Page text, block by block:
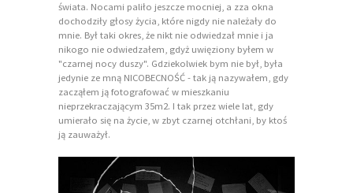
świata. Nocami paliło jeszcze mocniej, a zza okna
dochodziły głosy życia, które nigdy nie należały do
mnie. Był taki okres, że nikt nie odwiedzał mnie i ja
nikogo nie odwiedzałem, gdyż uwięziony byłem w
"czarnej nocy duszy". Gdziekolwiek bym nie był, była
jedynie ze mną NICOBECNOŚĆ - tak ją nazywałem, gdy
zacząłem ją fotografować w mieszkaniu
nieprzekraczającym 35m2. I tak przez wiele lat, gdy
umierało się na życie, w zbyt czarnej otchłani, by ktoś
ją zauważył.